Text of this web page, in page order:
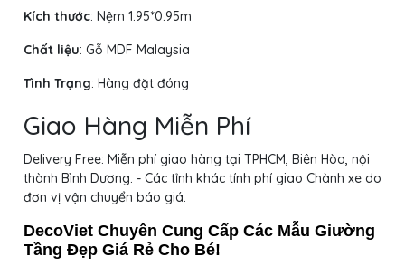
Kích thước: Nệm 1.95*0.95m
Chất liệu: Gỗ MDF Malaysia
Tình Trạng: Hàng đặt đóng
Giao Hàng Miễn Phí
Delivery Free: Miễn phí giao hàng tại TPHCM, Biên Hòa, nội
thành Bình Dương. - Các tỉnh khác tính phí giao Chành xe do
đơn vị vận chuyển báo giá.
DecoViet Chuyên Cung Cấp Các Mẫu Giường
Tầng Đẹp Giá Rẻ Cho Bé!